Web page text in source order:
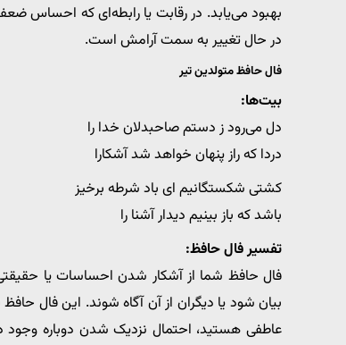
بهبود می‌یابد. در رقابت یا رابطه‌ای که احساس
در حال تغییر به سمت آرامش است.
فال حافظ متولدین تیر
بیت‌ها:
دل می‌رود ز دستم صاحبدلان خدا را
دردا که راز پنهان خواهد شد آشکارا
کشتی شکستگانیم ای باد شرطه برخیز
باشد که باز بینیم دیدار آشنا را
تفسیر فال حافظ:
فال حافظ شما از آشکار شدن احساسات یا
بیان شود یا دیگران از آن آگاه شوند. این فال حافظ
عاطفی هستید، احتمال نزدیک شدن دوباره